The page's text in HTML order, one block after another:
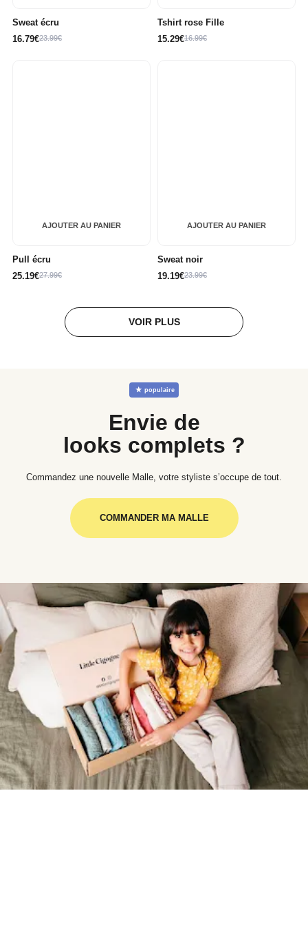
Sweat écru
16.79€23.99€
Tshirt rose Fille
15.29€16.99€
AJOUTER AU PANIER
Pull écru
25.19€27.99€
AJOUTER AU PANIER
Sweat noir
19.19€23.99€
VOIR PLUS
☆ populaire
Envie de
looks complets ?
Commandez une nouvelle Malle, votre styliste s’occupe de tout.
COMMANDER MA MALLE